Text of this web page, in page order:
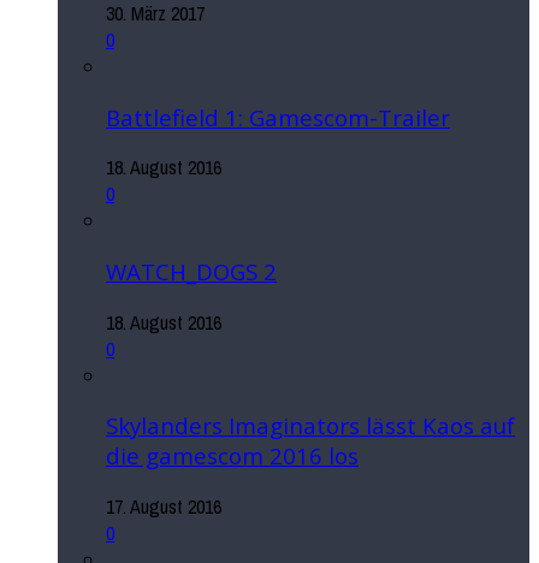
30. März 2017
0
Battlefield 1: Gamescom-Trailer
18. August 2016
0
WATCH_DOGS 2
18. August 2016
0
Skylanders Imaginators lässt Kaos auf
die gamescom 2016 los
17. August 2016
0